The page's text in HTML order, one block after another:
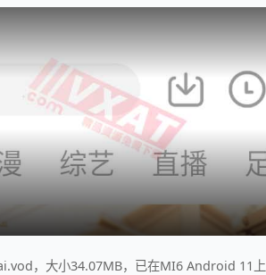
，大小34.07MB，已在MI6 Android 11上